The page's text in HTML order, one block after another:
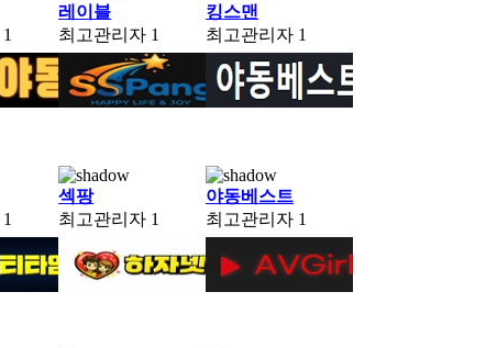
1
레이블
최고관리자 1
킹스맨
최고관리자 1
1
섹팡
최고관리자 1
야동베스트
최고관리자 1